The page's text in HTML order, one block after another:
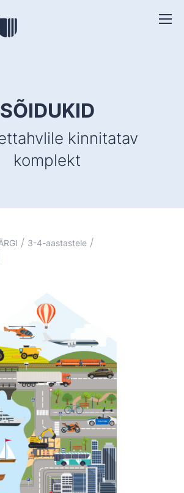
SÕIDUKID
kinnitatav
komplekt
/ 3-4-aastastele /